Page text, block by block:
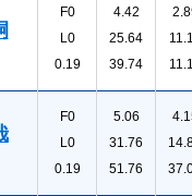
F0
L0
0.19
4.42
25.64
39.74
F0
L0
0.19
5.06
31.76
51.76